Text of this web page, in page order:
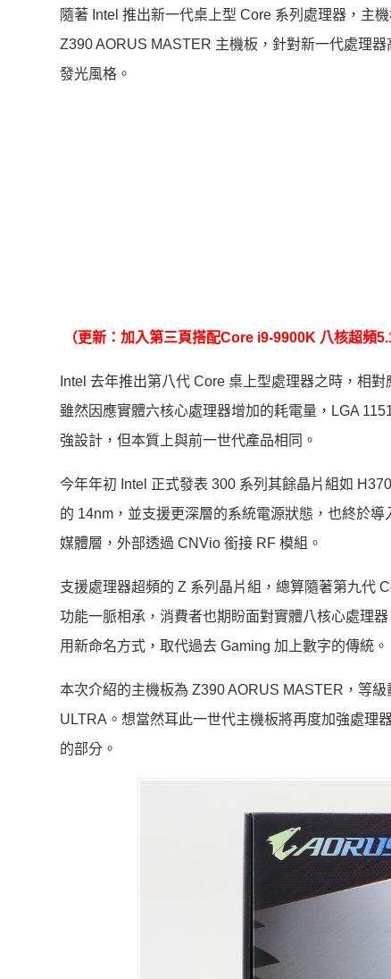
隨著 Intel 推出新一代桌上型 Core 系列處理器，主
Z390 AORUS MASTER 主機板，針對新一代處理
發光風格。
（更新：加入第三頁搭配Core i9-9900K 八核超頻
Intel 去年推出第八代 Core 桌上型處理器之時，相
雖然因應實體六核心處理器增加的耗電量，LGA
強設計，但本質上與前一世代產品相同。
今年年初 Intel 正式發表 300 系列其餘晶片組如
的 14nm，並支援更深層的系統電源狀態，也終於
媒體層，外部透過 CNVio 銜接 RF 模組。
支援處理器超頻的 Z 系列晶片組，總算隨著第九代
功能一脈相承，消費者也期盼面對實體八核心處理
用新命名方式，取代過去 Gaming 加上數字的傳統。
本次介紹的主機板為 Z390 AORUS MASTER，等
ULTRA。想當然耳此一世代主機板將再度加強處理
的部分。